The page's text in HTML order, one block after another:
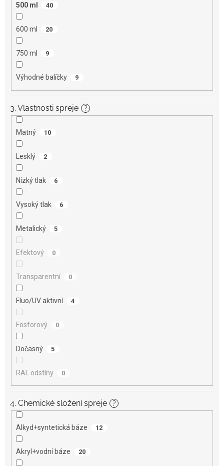
500 ml 40
600 ml 20
750 ml 9
Výhodné balíčky 9
3. Vlastnosti spreje ?
Matný 10
Lesklý 2
Nízký tlak 6
Vysoký tlak 6
Metalický 5
Efektový 0
Transparentní 0
Fluo/UV aktivní 4
Fosforový 0
Dočasný 5
RAL odstíny 0
4. Chemické složení spreje ?
Alkyd+syntetická báze 12
Akryl+vodní báze 20